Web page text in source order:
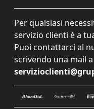
Per qualsiasi
servizio clienti è a
Puoi contattarci al
scrivendo una mail a